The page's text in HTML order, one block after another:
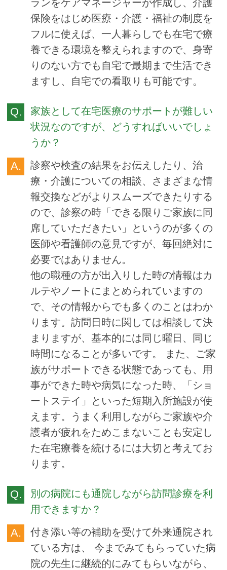
ランをケアマネージャーが作成し、介護
保険をはじめ医療・介護・福祉の制度を
フルに使えば、一人暮らしでも在宅で療
養できる環境を整えられますので、身寄
りのない方でも自宅で最期まで生活でき
ますし、自宅での看取りも可能です。
家族として在宅医療のサポートが難しい
状況なのですが、どうすればいいでしょ
うか？
診察や検査の結果をお伝えしたり、治
療・介護についての相談、さまざまな情
報交換などがよりスムーズできたりする
ので、診察の時「できる限りご家族に同
席していただきたい」というのが多くの
医師や看護師の意見ですが、毎回絶対に
必要ではありません。
他の職種の方が出入りした時の情報はカ
ルテやノートにまとめられていますの
で、その情報からでも多くのことはわか
ります。訪問日時に関しては相談して決
まりますが、基本的には同じ曜日、同じ
時間になることが多いです。 また、ご家
族がサポートできる状態であっても、用
事ができた時や病気になった時、「ショ
ートステイ」といった短期入所施設が使
えます。うまく利用しながらご家族や介
護者が疲れをためこまないことも安定し
た在宅療養を続けるには大切と考えてお
ります。
別の病院にも通院しながら訪問診療を利
用できますか？
付き添い等の補助を受けて外来通院され
ている方は、 今までみてもらっていた病
院の先生に継続的にみてもらいながら、